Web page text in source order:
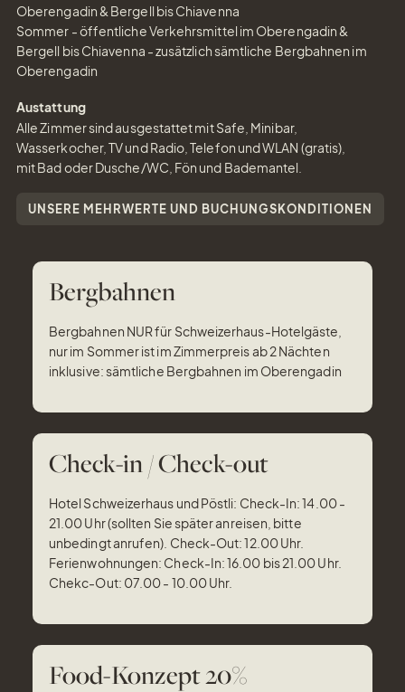
Oberengadin & Bergell bis Chiavenna
Sommer - öffentliche Verkehrsmittel im Oberengadin &
Bergell bis Chiavenna - zusätzlich sämtliche Bergbahnen im
Oberengadin
Austattung
Alle Zimmer sind ausgestattet mit Safe, Minibar,
Wasserkocher, TV und Radio, Telefon und WLAN (gratis),
mit Bad oder Dusche/WC, Fön und Bademantel.
UNSERE MEHRWERTE UND BUCHUNGSKONDITIONEN
Bergbahnen
Bergbahnen NUR für Schweizerhaus-Hotelgäste,
nur im Sommer ist im Zimmerpreis ab 2 Nächten
inklusive: sämtliche Bergbahnen im Oberengadin
Check-in / Check-out
Hotel Schweizerhaus und Pöstli: Check-In: 14.00 -
21.00 Uhr (sollten Sie später anreisen, bitte
unbedingt anrufen). Check-Out: 12.00 Uhr.
Ferienwohnungen: Check-In: 16.00 bis 21.00 Uhr.
Chekc-Out: 07.00 - 10.00 Uhr.
Food-Konzept 20%